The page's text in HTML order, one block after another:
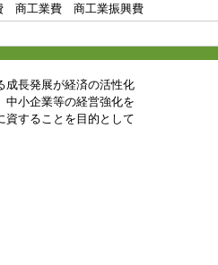
商工業費 商工業振興費
長発展が経済の活性化
小企業等の経営強化を
することを目的として